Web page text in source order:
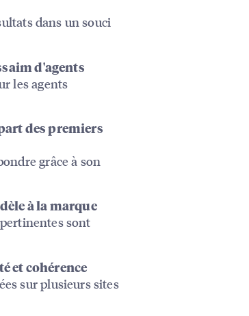
dans un souci
d'agents
les agents
des premiers
grâce à son
à la marque
sont
et cohérence
sur plusieurs sites